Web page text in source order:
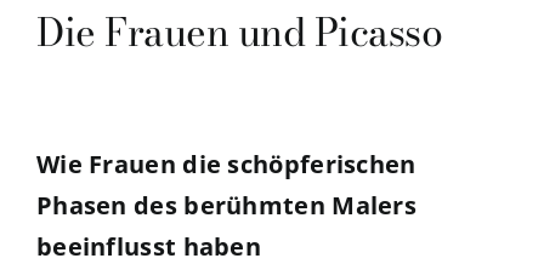
Die Frauen und Picasso
Wie Frauen die schöpferischen
Phasen des berühmten Malers
beeinflusst haben